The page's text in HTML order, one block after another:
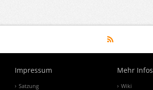
Impressum
Satzung
Mehr Infos
Wiki